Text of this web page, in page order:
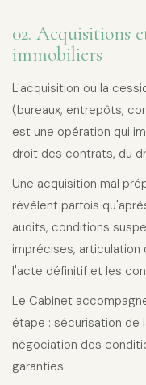
02. Acquisitions
immobiliers
L'acquisition ou la
(bureaux, entrepôts,
est une opération qui
droit des contrats, du
Une acquisition mal
révèlent parfois
audits, conditions
imprécises,
l'acte définitif et les
Le Cabinet
étape : sécurisation de
négociation des
garanties.